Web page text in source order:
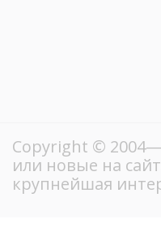
Copyright ©
или новые на
крупнейшая